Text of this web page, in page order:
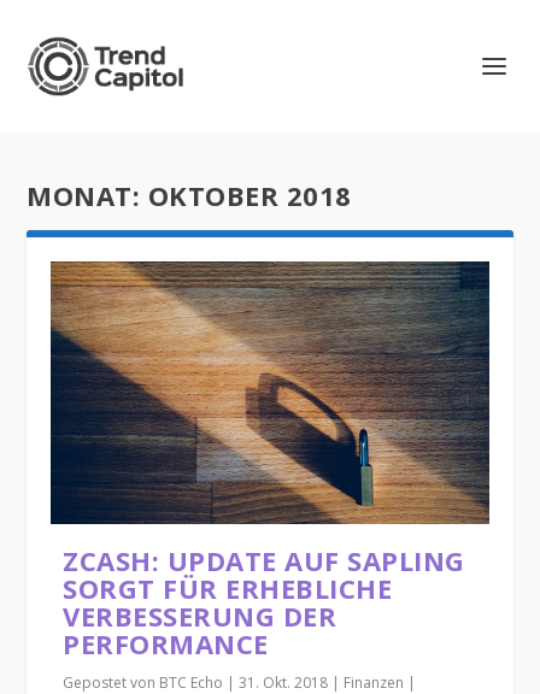
MONAT: OKTOBER 2018
ZCASH: UPDATE AUF SAPLING
SORGT FÜR ERHEBLICHE
VERBESSERUNG DER
PERFORMANCE
Gepostet von BTC Echo |31. Okt. 2018 | Finanzen |